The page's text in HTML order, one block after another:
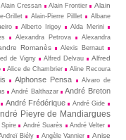
Alain Cressan Alain Frontier
Alain
Grillet Alain-Pierre Pilllet
Albane
Alberto Irigoy
Alda Merini
Alexandra Petrova
Alexandra
Romanès
Alexis Bernaut
de Vigny Alfred Delvau
Alfred
Alice de Chambrier
Aline Recoura
Alphonse Pensa
Alvaro de
André Balthazar André Breton
André Frédérique André Gide
Pieyre de Mandiargues
André Suarès
André Velter
Biély Angèle Vannier
Anise